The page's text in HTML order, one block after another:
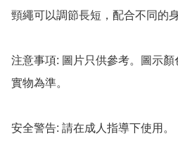
頸繩可以調節長短，配合不同的
注意事項: 圖片只供參考。圖示
實物為準。
安全警告: 請在成人指導下使用。